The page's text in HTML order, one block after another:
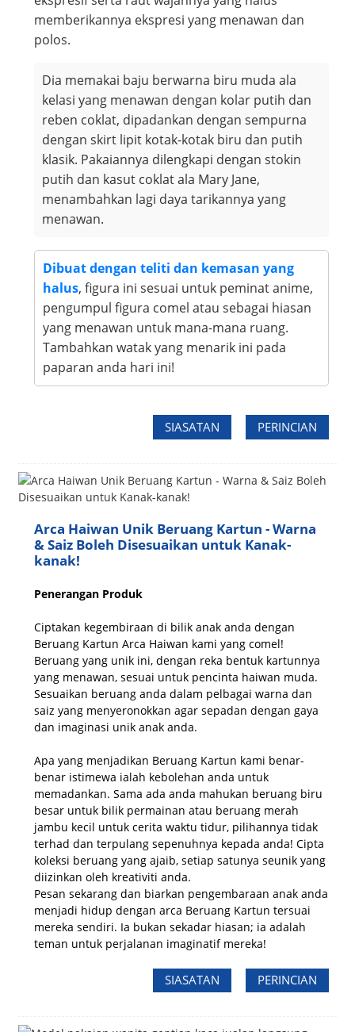
memberikannya ekspresi yang menawan dan
polos.
Dia memakai baju berwarna biru muda ala
kelasi yang menawan dengan kolar putih dan
reben coklat, dipadankan dengan sempurna
dengan skirt lipit kotak-kotak biru dan putih
klasik. Pakaiannya dilengkapi dengan stokin
putih dan kasut coklat ala Mary Jane,
menambahkan lagi daya tarikannya yang
menawan.
Dibuat dengan teliti dan kemasan yang
halus, figura ini sesuai untuk peminat anime,
pengumpul figura comel atau sebagai hiasan
yang menawan untuk mana-mana ruang.
Tambahkan watak yang menarik ini pada
paparan anda hari ini!
SIASATAN PERINCIAN
Arca Haiwan Unik Beruang Kartun - Warna
& Saiz Boleh Disesuaikan untuk Kanak-
kanak!
Penerangan Produk
Ciptakan kegembiraan di bilik anak anda dengan
Beruang Kartun Arca Haiwan kami yang comel!
Beruang yang unik ini, dengan reka bentuk kartunnya
yang menawan, sesuai untuk pencinta haiwan muda.
Sesuaikan beruang anda dalam pelbagai warna dan
saiz yang menyeronokkan agar sepadan dengan gaya
dan imaginasi unik anak anda.
Apa yang menjadikan Beruang Kartun kami benar-
benar istimewa ialah kebolehan anda untuk
memadankan. Sama ada anda mahukan beruang biru
besar untuk bilik permainan atau beruang merah
jambu kecil untuk cerita waktu tidur, pilihannya tidak
terhad dan terpulang sepenuhnya kepada anda! Cipta
koleksi beruang yang ajaib, setiap satunya seunik yang
diizinkan oleh kreativiti anda.
Pesan sekarang dan biarkan pengembaraan anak anda
menjadi hidup dengan arca Beruang Kartun tersuai
mereka sendiri. Ia bukan sekadar hiasan; ia adalah
teman untuk perjalanan imaginatif mereka!
SIASATAN PERINCIAN